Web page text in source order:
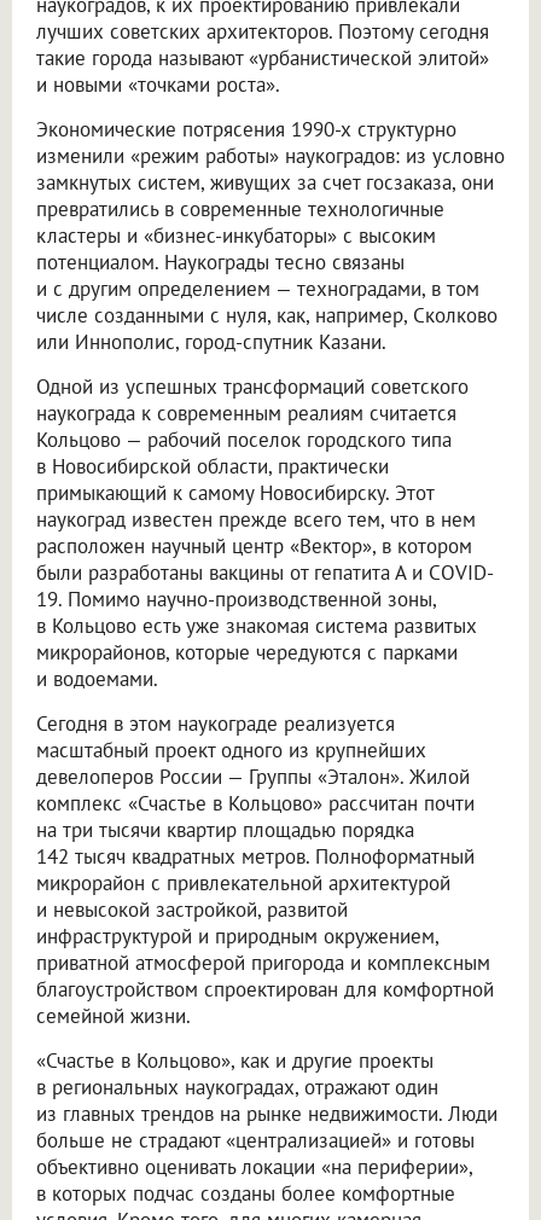
лучших советских архитекторов. Поэтому сегодня
такие города называют «урбанистической элитой»
и новыми «точками роста».
Экономические потрясения 1990-х структурно
изменили «режим работы» наукоградов: из условно
замкнутых систем, живущих за счет госзаказа, они
превратились в современные технологичные
кластеры и «бизнес-инкубаторы» с высоким
потенциалом. Наукограды тесно связаны
и с другим определением — техноградами, в том
числе созданными с нуля, как, например, Сколково
или Иннополис, город-спутник Казани.
Одной из успешных трансформаций советского
наукограда к современным реалиям считается
Кольцово — рабочий поселок городского типа
в Новосибирской области, практически
примыкающий к самому Новосибирску. Этот
наукоград известен прежде всего тем, что в нем
расположен научный центр «Вектор», в котором
были разработаны вакцины от гепатита А и COVID-
19. Помимо научно-производственной зоны,
в Кольцово есть уже знакомая система развитых
микрорайонов, которые чередуются с парками
и водоемами.
Сегодня в этом наукограде реализуется
масштабный проект одного из крупнейших
девелоперов России — Группы «Эталон». Жилой
комплекс «Счастье в Кольцово» рассчитан почти
на три тысячи квартир площадью порядка
142 тысяч квадратных метров. Полноформатный
микрорайон с привлекательной архитектурой
и невысокой застройкой, развитой
инфраструктурой и природным окружением,
приватной атмосферой пригорода и комплексным
благоустройством спроектирован для комфортной
семейной жизни.
«Счастье в Кольцово», как и другие проекты
в региональных наукоградах, отражают один
из главных трендов на рынке недвижимости. Люди
больше не страдают «централизацией» и готовы
объективно оценивать локации «на периферии»,
в которых подчас созданы более комфортные